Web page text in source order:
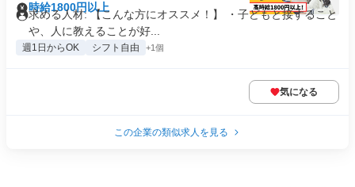
時給1800円以上
求める人材: 【こんな方にオススメ！】 ・子どもと接すること
や、人に教えることが好...
週1日からOK シフト自由 +1個
気になる
この企業の類似求人を見る